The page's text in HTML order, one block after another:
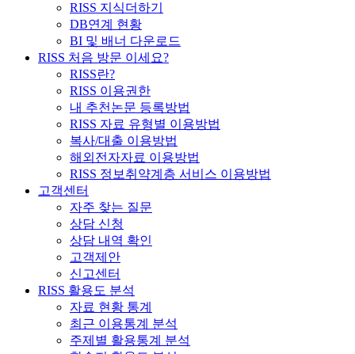
RISS 지식더하기
DB연계 현황
BI 및 배너 다운로드
RISS 처음 방문 이세요?
RISS란?
RISS 이용권한
내 추천논문 등록방법
RISS 자료 유형별 이용방법
복사/대출 이용방법
해외전자자료 이용방법
RISS 정보취약계층 서비스 이용방법
고객센터
자주 찾는 질문
상담 신청
상담 내역 확인
고객제안
신고센터
RISS 활용도 분석
자료 현황 통계
최근 이용통계 분석
주제별 활용통계 분석